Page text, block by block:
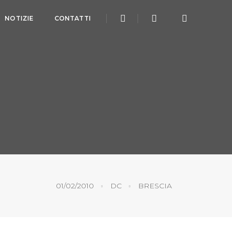
NOTIZIE CONTATTI
01/02/2010 DC BRESCIA